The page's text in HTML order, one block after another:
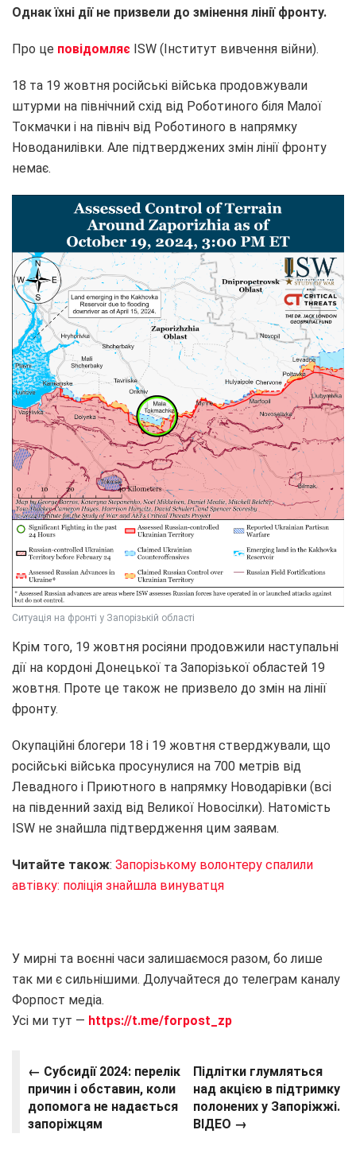
Однак їхні дії не призвели до змінення лінії фронту.
Про це повідомляє ISW (Інститут вивчення війни).
18 та 19 жовтня російські війська продовжували
штурми на північний схід від Роботиного біля Малої
Токмачки і на північ від Роботиного в напрямку
Новоданилівки. Але підтверджених змін лінії фронту
немає.
Ситуація на фронті у Запорізькій області
Крім того, 19 жовтня росіяни продовжили наступальні
дії на кордоні Донецької та Запорізької областей 19
жовтня. Проте це також не призвело до змін на лінії
фронту.
Окупаційні блогери 18 і 19 жовтня стверджували, що
російські війська просунулися на 700 метрів від
Левадного і Приютного в напрямку Новодарівки (всі
на південний захід від Великої Новосілки). Натомість
ISW не знайшла підтвердження цим заявам.
Читайте також: Запорізькому волонтеру спалили
автівку: поліція знайшла винуватця
У мирні та воєнні часи залишаємося разом, бо лише
так ми є сильнішими. Долучайтеся до телеграм каналу
Форпост медіа.
Усі ми тут — https://t.me/forpost_zp
← Субсидії 2024: перелік
причин і обставин, коли
допомога не надається
запоріжцям
Підлітки глумляться
над акцією в підтримку
полонених у Запоріжжі.
ВІДЕО →